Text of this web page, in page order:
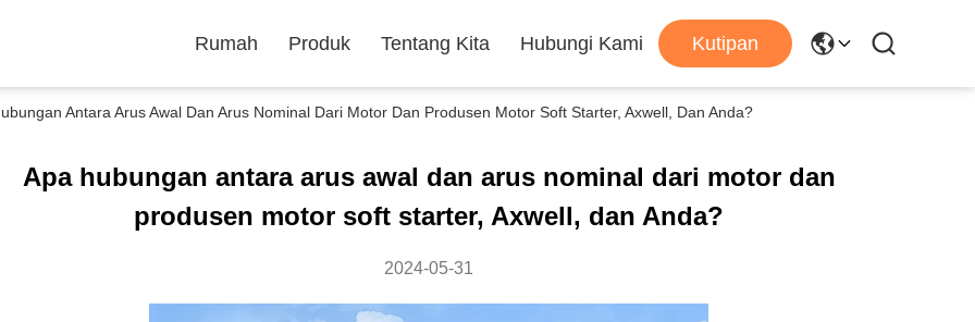
Rumah Produk Tentang Kita Hubungi Kami Kutipan
Antara Arus Awal Dan Arus Nominal Dari Motor Dan Produsen Motor Soft Starter, Axwell, Dan Anda?
Apa hubungan antara arus awal dan arus nominal dari motor dan
produsen motor soft starter, Axwell, dan Anda?
2024-05-31